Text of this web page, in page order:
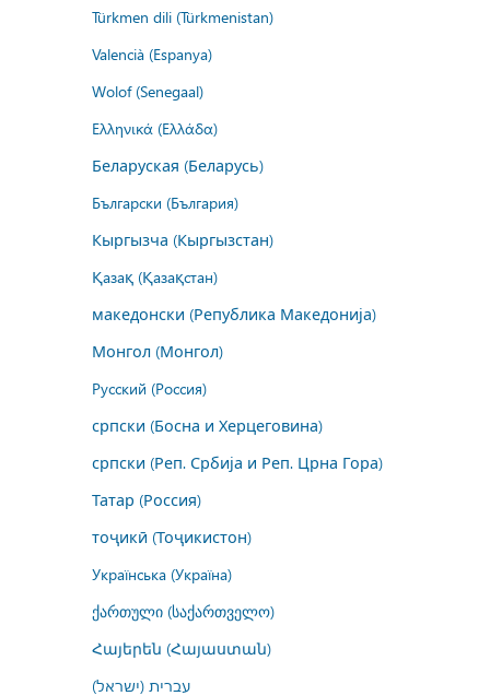
Türkmen dili (Türkmenistan)
Valencià (Espanya)
Wolof (Senegaal)
Ελληνικά (Ελλάδα)
Беларуская (Беларусь)
Български (България)
Кыргызча (Кыргызстан)
Қазақ (Қазақстан)
македонски (Република Македонија)
Монгол (Монгол)
Русский (Россия)
српски (Босна и Херцеговина)
српски (Реп. Србија и Реп. Црна Гора)
Татар (Россия)
тоҷикӣ (Тоҷикистон)
Українська (Україна)
ქართული (საქართველო)
Հայերեն (Հայաստան)
עברית (ישראל)